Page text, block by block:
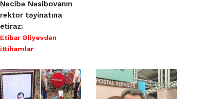
Nəcibə Nəsibovanın
rektor təyinatına
etiraz:
Etibar Əliyevdən
ittihamlar